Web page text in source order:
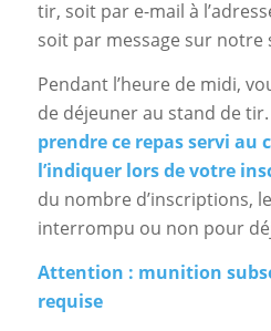
tir, soit par e-mail à
soit par message sur notre
Pendant l’heure de midi,
de déjeuner au stand de tir.
prendre ce repas servi au
l’indiquer lors de votre
du nombre d’inscriptions,
interrompu ou non pour
Attention : munition
requise